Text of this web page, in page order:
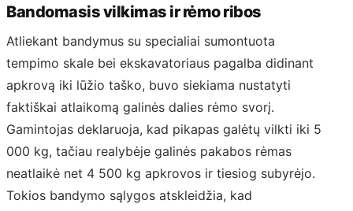
Bandomasis vilkimas ir rėmo ribos
Atliekant bandymus su specialiai sumontuota
tempimo skale bei ekskavatoriaus pagalba didinant
apkrovą iki lūžio taško, buvo siekiama nustatyti
faktiškai atlaikomą galinės dalies rėmo svorį.
Gamintojas deklaruoja, kad pikapas galėtų vilkti iki 5
000 kg, tačiau realybėje galinės pakabos rėmas
neatlaikė net 4 500 kg apkrovos ir tiesiog subyrėjo.
Tokios bandymo sąlygos atskleidžia, kad